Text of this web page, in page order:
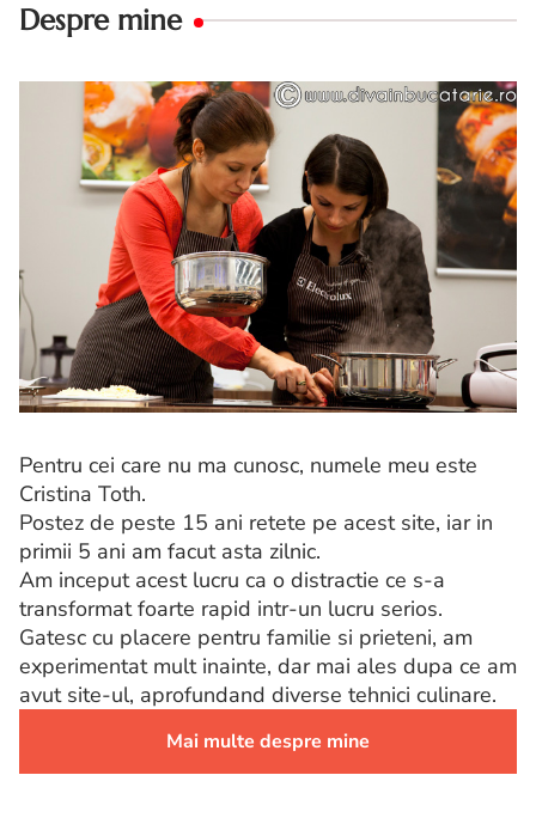
Despre mine
Pentru cei care nu ma cunosc, numele meu este
Cristina Toth.
Postez de peste 15 ani retete pe acest site, iar in
primii 5 ani am facut asta zilnic.
Am inceput acest lucru ca o distractie ce s-a
transformat foarte rapid intr-un lucru serios.
Gatesc cu placere pentru familie si prieteni, am
experimentat mult inainte, dar mai ales dupa ce am
avut site-ul, aprofundand diverse tehnici culinare.
Mai multe despre mine